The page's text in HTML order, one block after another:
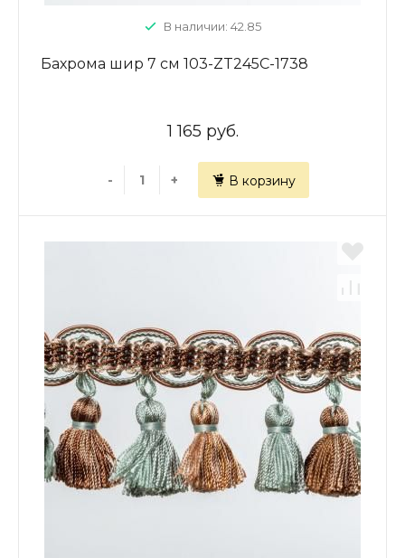
В наличии: 42.85
Бахрома шир 7 см 103-ZT245C-1738
1 165 руб.
- + В корзину